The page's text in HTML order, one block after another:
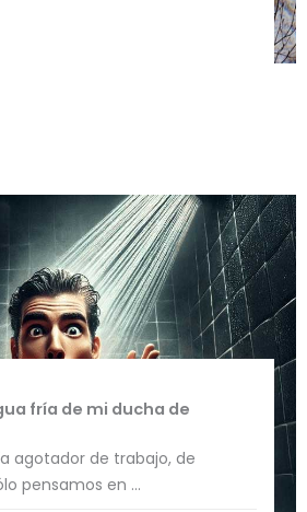
fría de mi ducha de
agotador de trabajo, de
pensamos en ...